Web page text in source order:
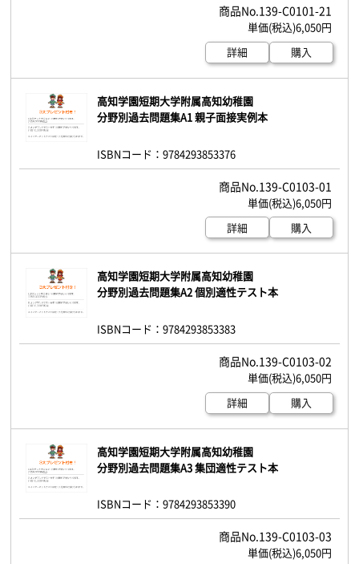
139-C0101-21
6,050円
詳細
購入
高知学園短期大学附属高知幼稚園
分野別過去問題集A1 親子面接実例本
ISBNコード：9784293853376
139-C0103-01
6,050円
詳細
購入
高知学園短期大学附属高知幼稚園
分野別過去問題集A2 個別適性テスト本
ISBNコード：9784293853383
139-C0103-02
6,050円
詳細
購入
高知学園短期大学附属高知幼稚園
分野別過去問題集A3 集団適性テスト本
ISBNコード：9784293853390
139-C0103-03
6,050円